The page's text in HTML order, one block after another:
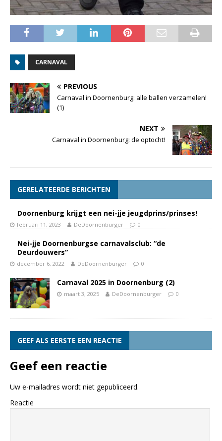
CARNAVAL
PREVIOUS
Carnaval in Doornenburg: alle ballen verzamelen!
(1)
NEXT
Carnaval in Doornenburg: de optocht!
GERELATEERDE BERICHTEN
Doornenburg krijgt een nei-jje jeugdprins/prinses!
februari 11, 2023 DeDoornenburger 0
Nei-jje Doornenburgse carnavalsclub: “de
Deurdouwers”
december 6, 2022 DeDoornenburger 0
Carnaval 2025 in Doornenburg (2)
maart 3, 2025 DeDoornenburger 0
GEEF ALS EERSTE EEN REACTIE
Geef een reactie
Uw e-mailadres wordt niet gepubliceerd.
Reactie